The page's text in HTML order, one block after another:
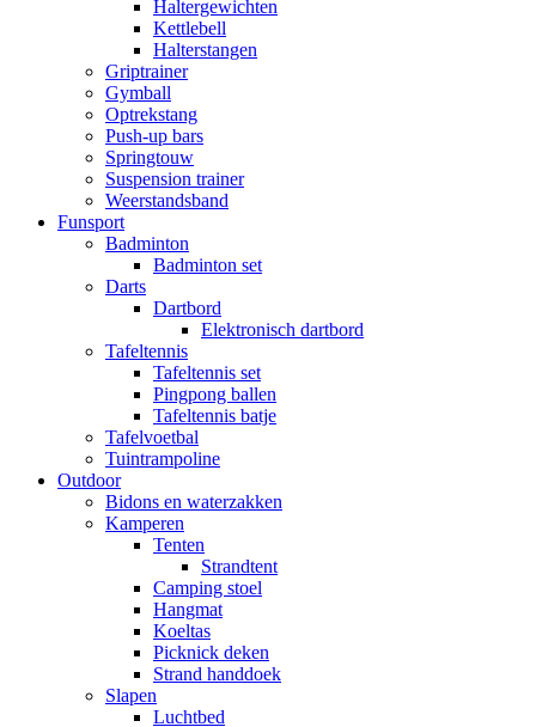
Haltergewichten
Kettlebell
Halterstangen
Griptrainer
Gymball
Optrekstang
Push-up bars
Springtouw
Suspension trainer
Weerstandsband
Funsport
Badminton
Badminton set
Darts
Dartbord
Elektronisch dartbord
Tafeltennis
Tafeltennis set
Pingpong ballen
Tafeltennis batje
Tafelvoetbal
Tuintrampoline
Outdoor
Bidons en waterzakken
Kamperen
Tenten
Strandtent
Camping stoel
Hangmat
Koeltas
Picknick deken
Strand handdoek
Slapen
Luchtbed